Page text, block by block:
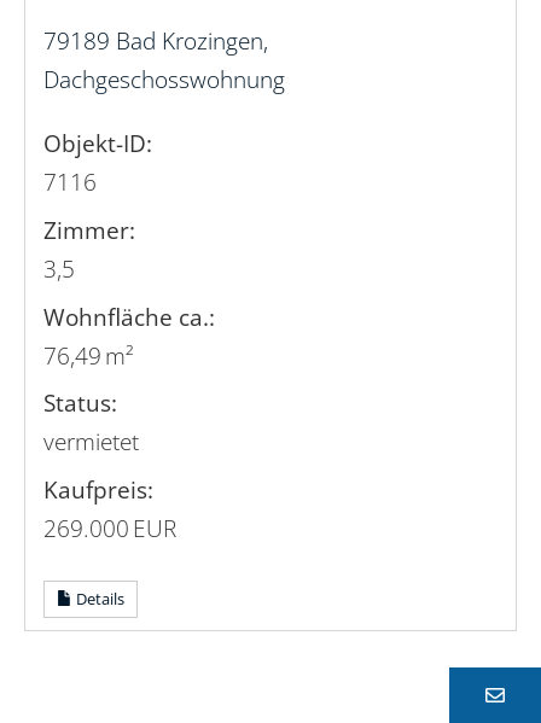
79189 Bad Krozingen,
Dachgeschosswohnung
Objekt-ID:
7116
Zimmer:
3,5
Wohnfläche ca.:
76,49 m²
Status:
vermietet
Kaufpreis:
269.000 EUR
Details